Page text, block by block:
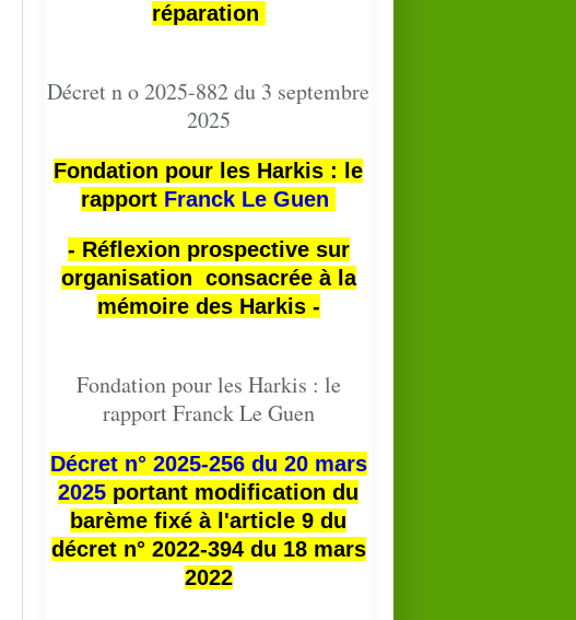
réparation
Décret n o 2025-882 du 3 septembre
2025
Fondation pour les Harkis : le
rapport Franck Le Guen
- Réflexion prospective sur
organisation consacrée à la
mémoire des Harkis -
Fondation pour les Harkis : le
rapport Franck Le Guen
Décret n° 2025-256 du 20 mars
2025 portant modification du
barème fixé à l'article 9 du
décret n° 2022-394 du 18 mars
2022